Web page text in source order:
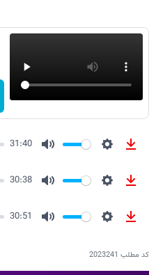
31:40
30:38
30:51
کد مطلب 2023241